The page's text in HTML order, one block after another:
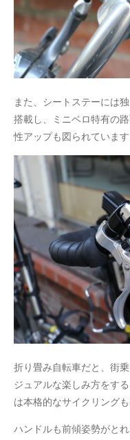
また、シートステーには
搭載し、ミニベロ特有の
性アップも図られています
折り畳み自転車だと、街
ジュアルな楽しみ方をす
は本格的なサイクリング
ハンドルも前傾姿勢がと